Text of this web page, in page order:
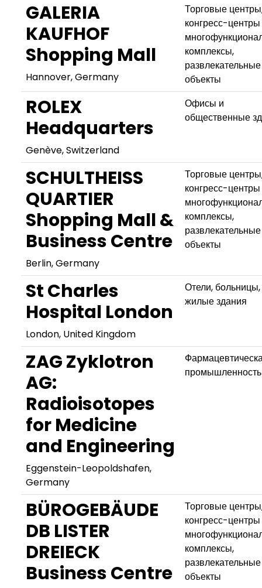
GALERIA
KAUFHOF
Shopping Mall
Hannover, Germany
Торговые
конгресс-
комплексы,
развлекательные
объекты
ROLEX
Headquarters
Genève, Switzerland
Офисы и
общественные
SCHULTHEISS
QUARTIER
Shopping Mall &
Business Centre
Berlin, Germany
Торговые
конгресс-
комплексы,
развлекательные
объекты
St Charles
Hospital London
London, United Kingdom
Отели, больницы,
жилые здания
ZAG Zyklotron
AG:
Radioisotopes
for Medicine
and Engineering
Eggenstein-Leopoldshafen,
Germany
промышленность
BÜROGEBÄUDE
DB LISTER
DREIECK
Business Centre
Торговые
конгресс-
комплексы,
развлекательные
объекты